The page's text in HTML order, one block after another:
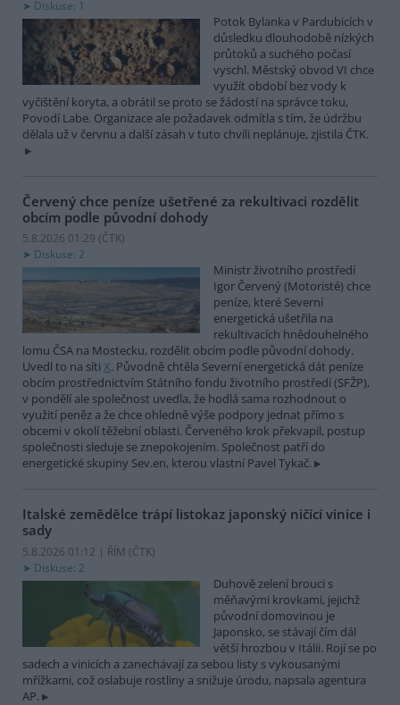
Diskuse: 1
Potok Bylanka v Pardubicích v
důsledku dlouhodobě nízkých
průtoků a suchého počasí
vyschl. Městský obvod VI chce
využít období bez vody k
vyčištění koryta, a obrátil se proto se žádostí na správce toku,
Povodí Labe. Organizace ale požadavek odmítla s tím, že údržbu
dělala už v červnu a další zásah v tuto chvíli neplánuje, zjistila ČTK.
Červený chce peníze ušetřené za rekultivaci rozdělit
obcím podle původní dohody
5.8.2026 01:29 (ČTK)
Diskuse: 2
Ministr životního prostředí
Igor Červený (Motoristé) chce
peníze, které Severní
energetická ušetřila na
rekultivacích hnědouhelného
lomu ČSA na Mostecku, rozdělit obcím podle původní dohody.
Uvedl to na síti X. Původně chtěla Severní energetická dát peníze
obcím prostřednictvím Státního fondu životního prostředí (SFŽP),
v pondělí ale společnost uvedla, že hodlá sama rozhodnout o
využití peněz a že chce ohledně výše podpory jednat přímo s
obcemi v okolí těžební oblasti. Červeného krok překvapil, postup
společnosti sleduje se znepokojením. Společnost patří do
energetické skupiny Sev.en, kterou vlastní Pavel Tykač.
Italské zemědělce trápí listokaz japonský ničící vinice i
sady
5.8.2026 01:12 | ŘÍM (ČTK)
Diskuse: 2
Duhově zelení brouci s
měňavými krovkami, jejichž
původní domovinou je
Japonsko, se stávají čím dál
větší hrozbou v Itálii. Rojí se po
sadech a vinicích a zanechávají za sebou listy s vykousanými
mřížkami, což oslabuje rostliny a snižuje úrodu, napsala agentura
AP.